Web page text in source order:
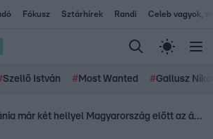
Fókusz Sztárhírek Randi Celeb vagyok,
Szellő István # Most Wanted #Gallusz
Románia már két hellyel Magyarország előtt az átlagbérekben